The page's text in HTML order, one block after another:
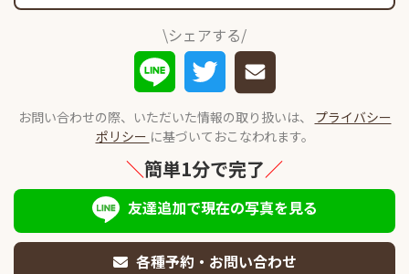
\シェアする/
お問い合わせの際、いただいた情報の取り扱いは、 プライバシー
ポリシー に基づいておこなわれます。
＼簡単1分で完了／
友達追加で現在の写真を見る
各種予約・お問い合わせ